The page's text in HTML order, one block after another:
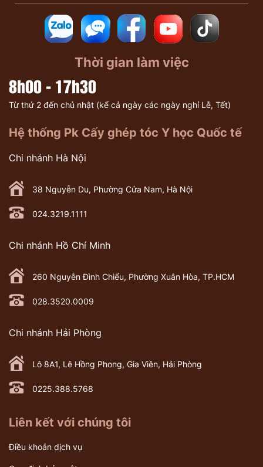
Thời gian làm việc
8h00 - 17h30
Từ thứ 2 đến chủ nhật (kể cả ngày các ngày nghỉ Lễ, Tết)
Hệ thống Pk Cấy ghép tóc Y học Quốc tế
Chi nhánh Hà Nội
38 Nguyễn Du, Phường Cửa Nam, Hà Nội
024.3219.1111
Chi nhánh Hồ Chí Minh
260 Nguyễn Đình Chiểu, Phường Xuân Hòa, TP.HCM
028.3520.0009
Chi nhánh Hải Phòng
Lô 8A1, Lê Hồng Phong, Gia Viên, Hải Phòng
0225.388.5768
Liên kết với chúng tôi
Điều khoản dịch vụ